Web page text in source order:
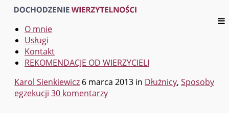
O mnie
Usługi
Kontakt
REKOMENDACJE OD WIERZYCIELI
Karol Sienkiewicz 6 marca 2013 in Dłużnicy, Sposoby
egzekucji 30 komentarzy